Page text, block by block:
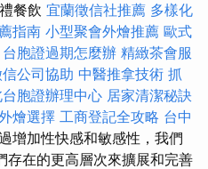
餐飲 宜蘭徵信社推薦 多樣化
指南 小型聚會外燴推薦 歐式
台胞證過期怎麼辦 精緻茶會服
公司協助 中醫推拿技術 抓
胞證辦理中心 居家清潔秘訣
燴選擇 工商登記全攻略 台中
增加性快感和敏感性，我們
存在的更高層次來擴展和完善